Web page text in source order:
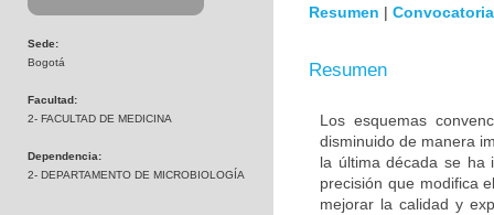
Sede:
Bogotá
Facultad:
2- FACULTAD DE MEDICINA
Dependencia:
2- DEPARTAMENTO DE MICROBIOLOGÍA
Resumen | Convocatoria
Resumen
Los esquemas
disminuido de manera
la última década se ha
precisión que modifica
mejorar la calidad y